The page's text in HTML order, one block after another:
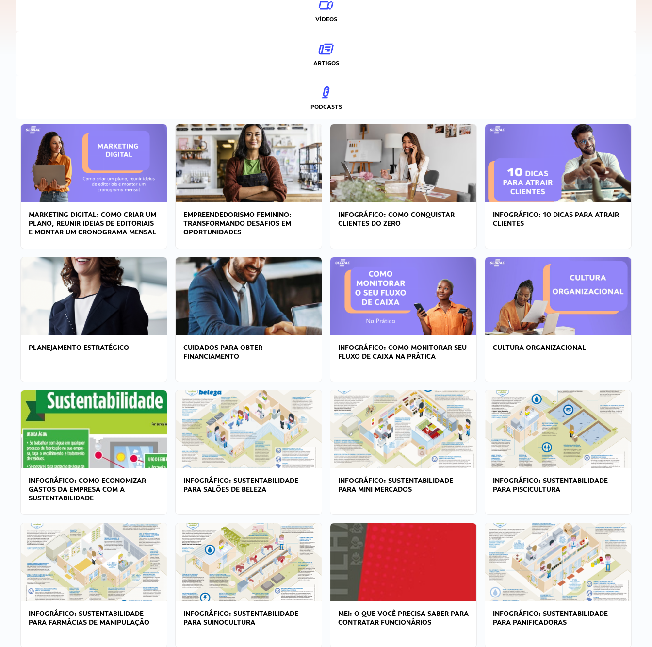
VÍDEOS
ARTIGOS
PODCASTS
MARKETING DIGITAL: COMO CRIAR UM
PLANO, REUNIR IDEIAS DE EDITORIAIS
E MONTAR UM CRONOGRAMA MENSAL
EMPREENDEDORISMO FEMININO:
TRANSFORMANDO DESAFIOS EM
OPORTUNIDADES
INFOGRÁFICO: COMO CONQUISTAR
CLIENTES DO ZERO
INFOGRÁFICO: 10 DICAS PARA ATRAIR
CLIENTES
PLANEJAMENTO ESTRATÉGICO
CUIDADOS PARA OBTER
FINANCIAMENTO
INFOGRÁFICO: COMO MONITORAR SEU
FLUXO DE CAIXA NA PRÁTICA
CULTURA ORGANIZACIONAL
INFOGRÁFICO: COMO ECONOMIZAR
GASTOS DA EMPRESA COM A
SUSTENTABILIDADE
INFOGRÁFICO: SUSTENTABILIDADE
PARA SALÕES DE BELEZA
INFOGRÁFICO: SUSTENTABILIDADE
PARA MINI MERCADOS
INFOGRÁFICO: SUSTENTABILIDADE
PARA PISCICULTURA
INFOGRÁFICO: SUSTENTABILIDADE
PARA FARMÁCIAS DE MANIPULAÇÃO
INFOGRÁFICO: SUSTENTABILIDADE
PARA SUINOCULTURA
MEI: O QUE VOCÊ PRECISA SABER PARA
CONTRATAR FUNCIONÁRIOS
INFOGRÁFICO: SUSTENTABILIDADE
PARA PANIFICADORAS